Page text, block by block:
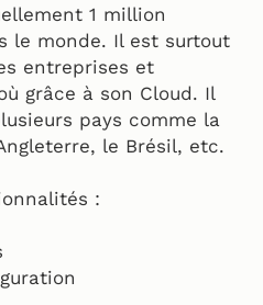
1 million
le monde. Il est surtout
entreprises et
grâce à son Cloud. Il
pays comme la
le Brésil, etc.
: